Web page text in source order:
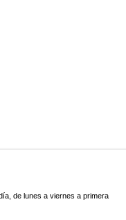
de lunes a viernes a primera